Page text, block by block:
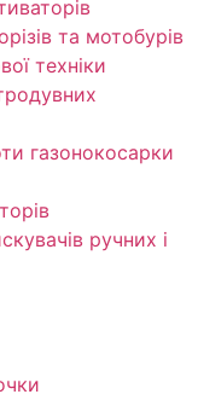
та мотобурів
техніки
газонокосарки
ручних і